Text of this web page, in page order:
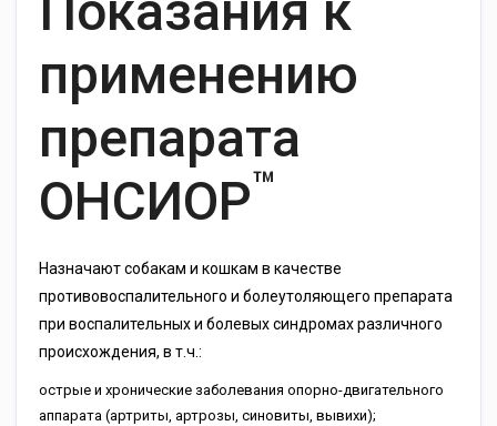
применению
препарата
ОНСИОР™
Назначают собакам и кошкам в качестве
противовоспалительного и болеутоляющего препарата
при воспалительных и болевых синдромах различного
происхождения, в т.ч.:
острые и хронические заболевания опорно-двигательного
аппарата (артриты, артрозы, синовиты, вывихи);